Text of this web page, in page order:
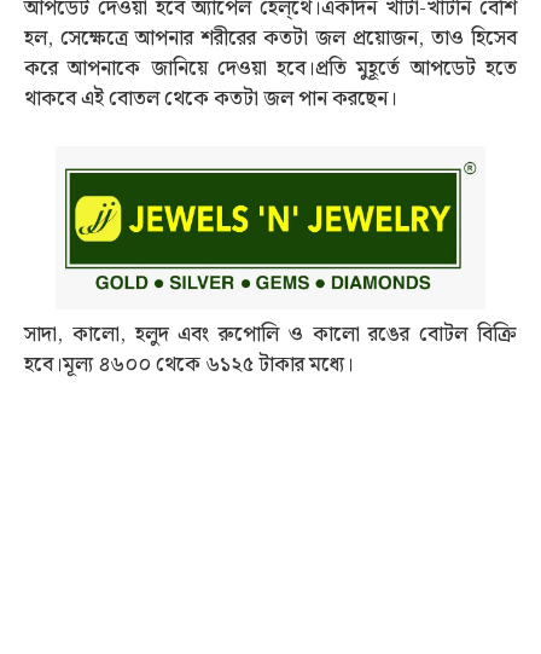
আপডেট দেওয়া হবে অ্যাপেল হেল্থে।একদিন খাটা-খাটনি বেশি
হল, সেক্ষেত্রে আপনার শরীরের কতটা জল প্রয়োজন, তাও হিসেব
করে আপনাকে জানিয়ে দেওয়া হবে।প্রতি মুহূর্তে আপডেট হতে
থাকবে এই বোতল থেকে কতটা জল পান করছেন।
সাদা, কালো, হলুদ এবং রুপোলি ও কালো রঙের বোটল বিক্রি
হবে।মূল্য ৪৬০০ থেকে ৬১২৫ টাকার মধ্যে।